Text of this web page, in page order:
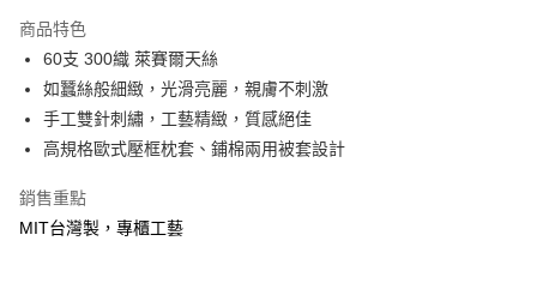
合作金庫商業銀行
華南商業銀行
上海商業儲蓄銀行
台北富邦商業銀行
國泰世華商業銀行
兆豐國際商業銀行
臺灣中小企業銀行
台中商業銀行
聯邦商業銀行
元大商業銀行
LINE Pay
Apple Pay
悠遊付
全盈+PAY
商品特色
60支 300織 萊賽爾天絲
如蠶絲般細緻，光滑亮麗，親膚不刺激
手工雙針刺繡，工藝精緻，質感絕佳
高規格歐式壓框枕套、鋪棉兩用被套設計
銷售重點
MIT台灣製，專櫃工藝